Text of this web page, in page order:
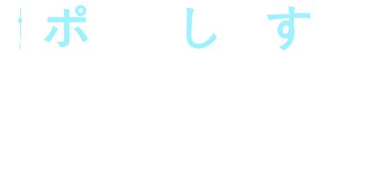
サ ポー し す